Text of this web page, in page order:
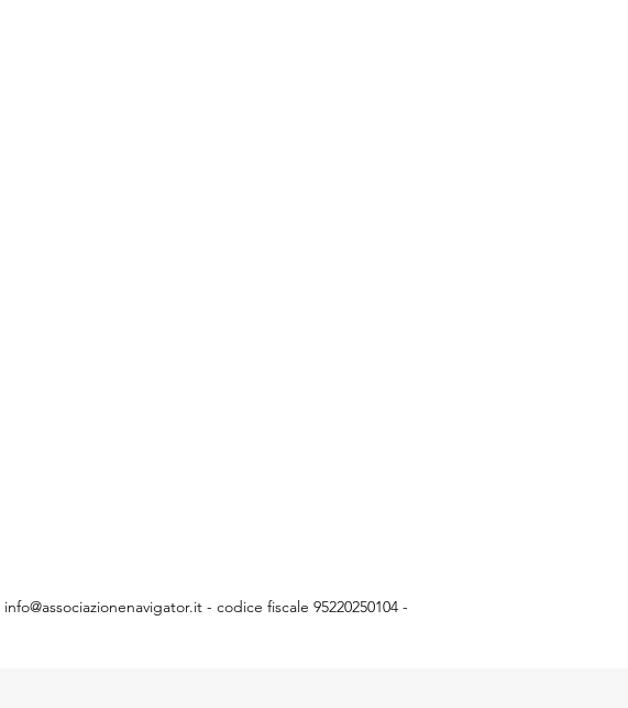
info@associazionenavigator.it - codice fiscale 95220250104 -